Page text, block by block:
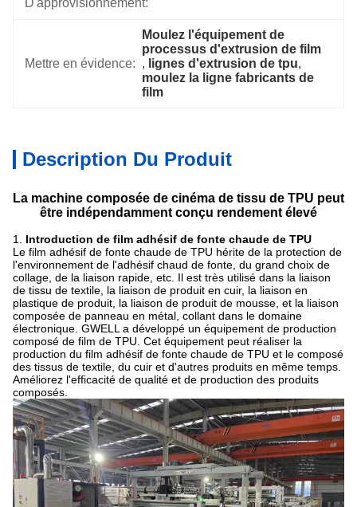
D'approvisionnement:
Mettre en évidence:
Moulez l'équipement de
processus d'extrusion de film
, lignes d'extrusion de tpu,
moulez la ligne fabricants de
film
Description Du Produit
La machine composée de cinéma de tissu de TPU peut
être indépendamment conçu rendement élevé
1. Introduction de film adhésif de fonte chaude de TPU
Le film adhésif de fonte chaude de TPU hérite de la protection de
l'environnement de l'adhésif chaud de fonte, du grand choix de
collage, de la liaison rapide, etc. Il est très utilisé dans la liaison
de tissu de textile, la liaison de produit en cuir, la liaison en
plastique de produit, la liaison de produit de mousse, et la liaison
composée de panneau en métal, collant dans le domaine
électronique. GWELL a développé un équipement de production
composé de film de TPU. Cet équipement peut réaliser la
production du film adhésif de fonte chaude de TPU et le composé
des tissus de textile, du cuir et d'autres produits en même temps.
Améliorez l'efficacité de qualité et de production des produits
composés.